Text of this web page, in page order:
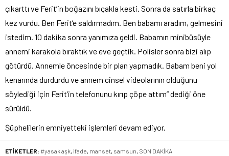
çıkarttı ve Ferit’in boğazını bıçakla kesti. Sonra da satırla birkaç
kez vurdu. Ben Ferit’e saldırmadım. Ben babamı aradım, gelmesini
istedim. 10 dakika sonra yanımıza geldi. Babamın minibüsüyle
annemi karakola bıraktık ve eve geçtik. Polisler sonra bizi alıp
götürdü. Annemle öncesinde bir plan yapmadık. Babam beni yol
kenarında durdurdu ve annem cinsel videolarının olduğunu
söylediği için Ferit’in telefonunu kırıp çöpe attım” dediği öne
sürüldü.
Şüphelilerin emniyetteki işlemleri devam ediyor.
ETİKETLER: #yasak aşk, ifade, manset, samsun, SON DAKİKA